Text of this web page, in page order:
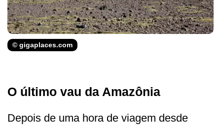
© gigaplaces.com
O último vau da Amazônia
Depois de uma hora de viagem desde